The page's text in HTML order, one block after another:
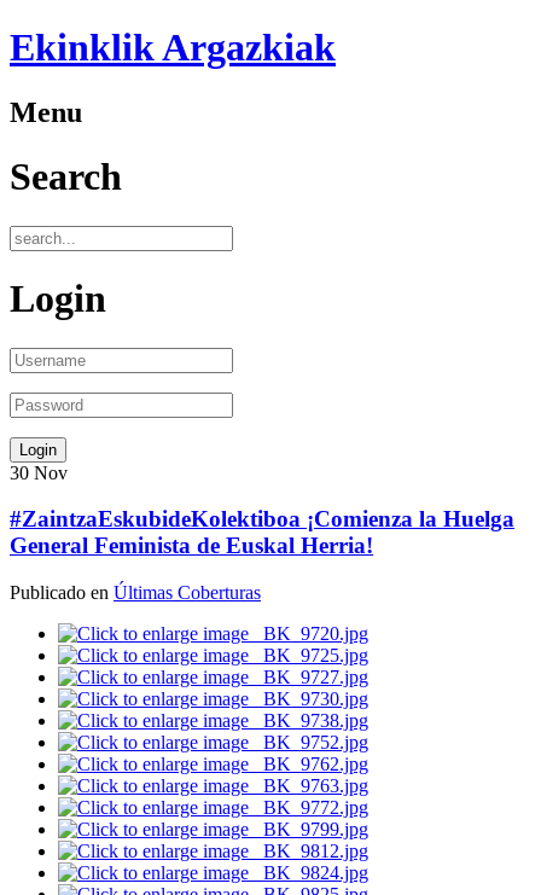
Ekinklik Argazkiak
Menu
Search
Login
30 Nov
#ZaintzaEskubideKolektiboa ¡Comienza la Huelga
General Feminista de Euskal Herria!
Publicado en Últimas Coberturas